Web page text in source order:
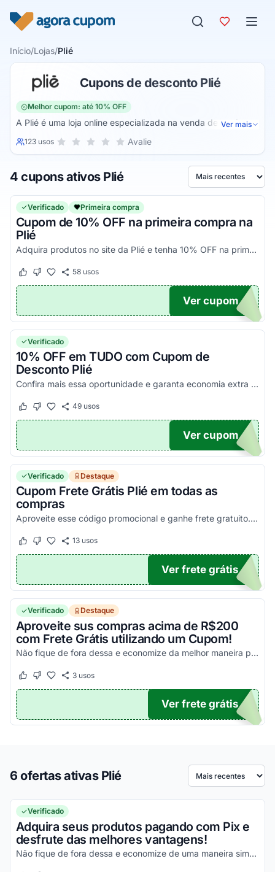
Início/Lojas/Plié
Cupons de desconto Plié
Melhor cupom: até 10% OFF
A Plié é uma loja online especializada na venda de moda
íntima feminina. dessa forma, você encontra produtos de
maior conforto.
Ver mais
123 usosSua nota para Plié, de 1 a 5 estrelas
5 estrelas
4 estrelas
3 estrelas
2 estrelas
1 estrela Avalie
4 cupons ativos Plié Ordenar por
Verificado Primeira compra
Cupom de 10% OFF na primeira compra na
Plié
Adquira produtos no site da Plié e tenha 10% OFF na primeira compra. Aproveite!
Este cupom funcionou
Este cupom não funcionou
58usos
ME
Ver cupom
Verificado
10% OFF em TUDO com Cupom de
Desconto Plié
Confira mais essa oportunidade e garanta economia extra de 10% em todo o site. Aplique o voucher Plié na sacola e poupe 10%!
Este cupom funcionou
Este cupom não funcionou
49usos
%OFF
Ver cupom
Verificado Destaque
Cupom Frete Grátis Plié em todas as
compras
Aproveite esse código promocional e ganhe frete gratuito. Confira condições e usufrua!
Este cupom funcionou
Este cupom não funcionou
13usos
TE
Ver frete grátis
Verificado Destaque
Aproveite sus compras acima de R$200
com Frete Grátis utilizando um Cupom!
Não fique de fora dessa e economize da melhor maneira possível!
Este cupom funcionou
Este cupom não funcionou
3usos
LIE
Ver frete grátis
6 ofertas ativas Plié Ordenar por
Verificado
Adquira seus produtos pagando com Pix e
desfrute das melhores vantagens!
Não fique de fora dessa e economize de uma maneira simples agora mesmo!